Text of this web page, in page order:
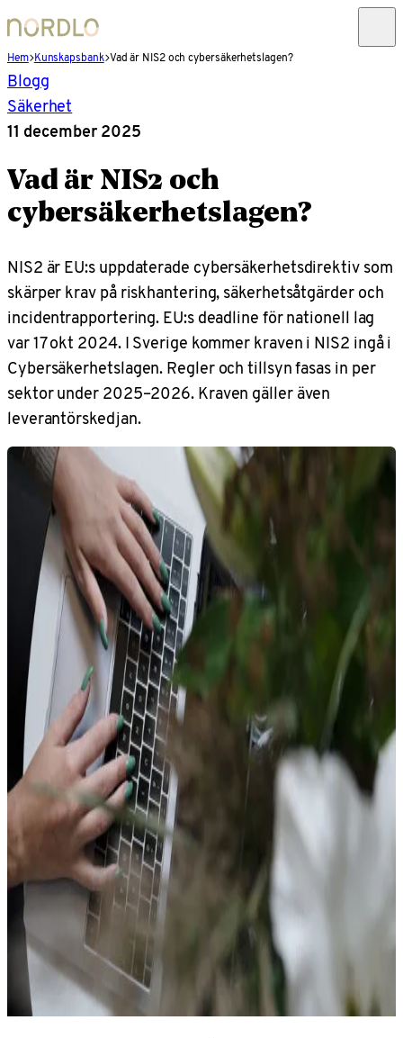
Hem Kunskapsbank Vad är NIS2 och cybersäkerhetslagen?
Blogg
Säkerhet
11 december 2025
Vad är NIS2 och
cybersäkerhetslagen?
NIS2 är EU:s uppdaterade cybersäkerhetsdirektiv som
skärper krav på riskhantering, säkerhetsåtgärder och
incidentrapportering. EU:s deadline för nationell lag
var 17 okt 2024. I Sverige kommer kraven i NIS2 ingå i
Cybersäkerhetslagen. Regler och tillsyn fasas in per
sektor under 2025–2026. Kraven gäller även
leverantörskedjan.